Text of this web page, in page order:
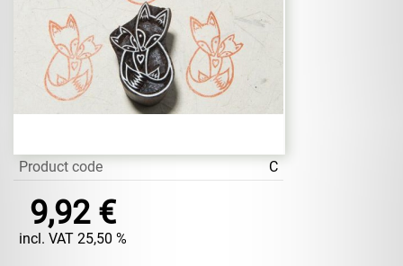
Product code C
9,92 €
incl. VAT 25,50 %